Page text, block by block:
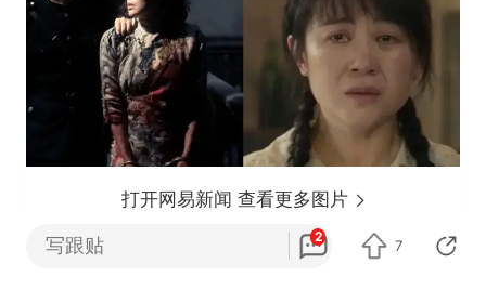
打开网易新闻 查看更多图片
写跟贴 2
7